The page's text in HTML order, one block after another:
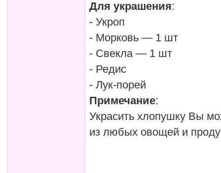
Для украшения:
- Укроп
- Морковь — 1 шт
- Свекла — 1 шт
- Редис
- Лук-порей
Примечание:
Украсить хлопушку Вы
из любых овощей и